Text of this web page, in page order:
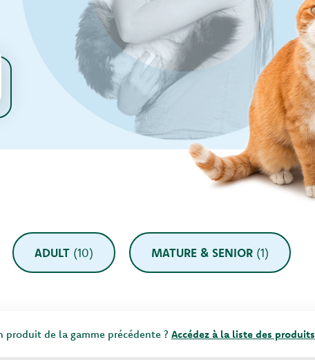
ADULT (10) MATURE & SENIOR (1)
produit de la gamme précédente ? Accédez à la liste des produits